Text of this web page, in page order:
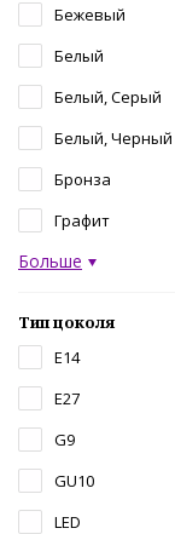
Бежевый
Белый
Белый, Серый
Белый, Черный
Бронза
Графит
Больше
Тип цоколя
E14
E27
G9
GU10
LED